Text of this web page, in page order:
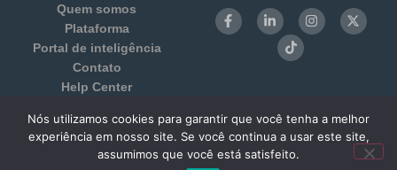
Quem somos
Plataforma
Portal de inteligência
Contato
Help Center
Termos de Uso e Privacidade
Benchmarking 1:1
Nós utilizamos cookies para garantir que você tenha a melhor
experiência em nosso site. Se você continua a usar este site,
assumimos que você está satisfeito.